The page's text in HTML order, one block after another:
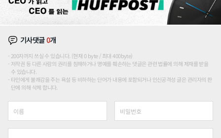
기사댓글0개
200자까지 쓰실 수 있습니다. (현재 0 byte / 최대 400byte)
저작권 등 다른 사람의 권리를 침해하거나 명예를 훼손하는 댓글은 관련 법률에 의해 제재를 받을
수 있습니다.
타인에게 불쾌감을 주는 욕설 등 비하하는 단어가 내용에 포함되거나 인신공격성 글은 관리자의 판
단에 의해 삭제 합니다.